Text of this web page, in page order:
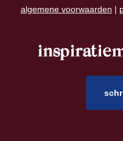
algemene voorwaarden |